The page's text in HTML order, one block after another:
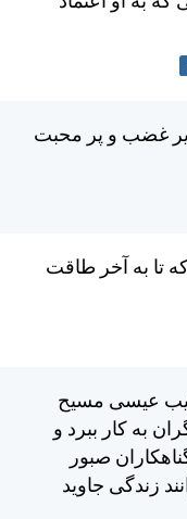
غضب و پر محبت
تا به آخر طاقت
عيسی مسيح
به کار ببرد و
صبور
زندگی جاويد